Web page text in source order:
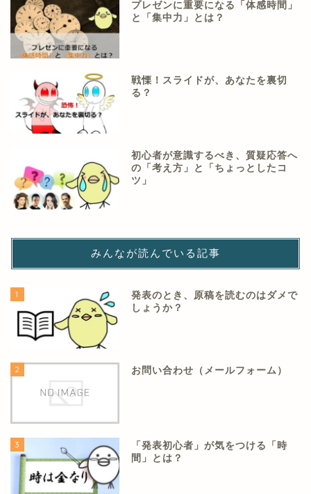
プレゼンに重要になる「体感時間」
と「集中力」とは？
戦慄！スライドが、あなたを裏切
る？
初心者が意識するべき、質疑応答へ
の「考え方」と「ちょっとしたコ
ツ」
みんなが読んでいる記事
1
発表のとき、原稿を読むのはダメで
しょうか？
2 お問い合わせ（メールフォーム）
3
「発表初心者」が気をつける「時
間」とは？